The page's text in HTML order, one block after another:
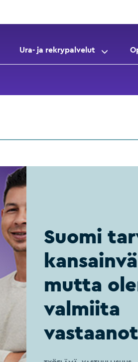
Ura- ja rekrypalvelut
Suomi
mutta
valmiita